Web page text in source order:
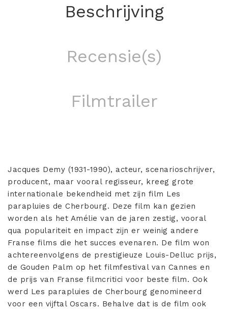
Beschrijving
Recensie(s)
Filmtrailer
Jacques Demy (1931-1990), acteur, scenarioschrijver,
producent, maar vooral regisseur, kreeg grote
internationale bekendheid met zijn film Les
parapluies de Cherbourg. Deze film kan gezien
worden als het Amélie van de jaren zestig, vooral
qua populariteit en impact zijn er weinig andere
Franse films die het succes evenaren. De film won
achtereenvolgens de prestigieuze Louis-Delluc prijs,
de Gouden Palm op het filmfestival van Cannes en
de prijs van Franse filmcritici voor beste film. Ook
werd Les parapluies de Cherbourg genomineerd
voor een vijftal Oscars. Behalve dat is de film ook